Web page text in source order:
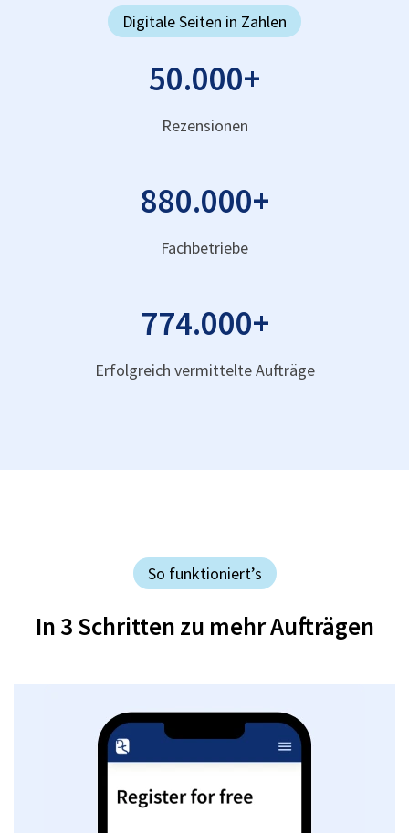
Digitale Seiten in Zahlen
50.000+
Rezensionen
880.000+
Fachbetriebe
774.000+
Erfolgreich vermittelte Aufträge
So funktioniert’s
In 3 Schritten zu mehr Aufträgen